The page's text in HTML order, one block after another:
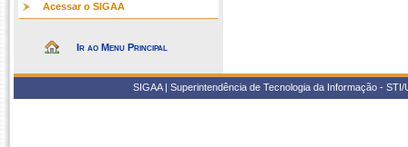
Acessar o SIGAA
Ir ao Menu Principal
SIGAA | Superintendência de Tecnologia da Informação -